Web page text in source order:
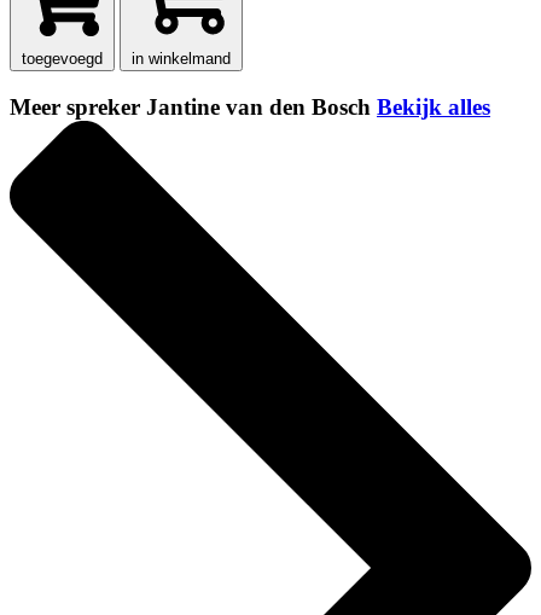
toegevoegd in winkelmand
Meer spreker Jantine van den Bosch Bekijk alles